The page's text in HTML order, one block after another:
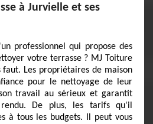
à Jurvielle et ses
professionnel qui propose des
votre terrasse ? MJ Toiture
Les propriétaires de maison
pour le nettoyage de leur
travail au sérieux et garantit
De plus, les tarifs qu'il
à tous les budgets. Il peut vous